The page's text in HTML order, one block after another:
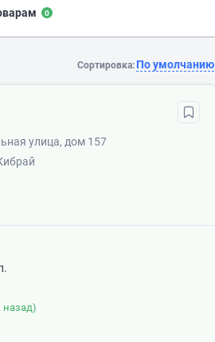
0
Сортировка: По умолчанию
улица, дом 157
назад)